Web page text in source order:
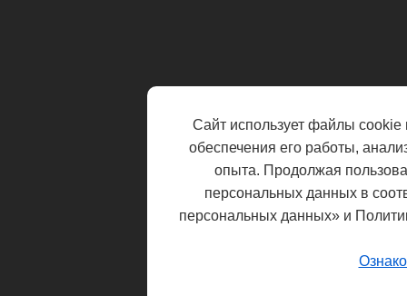
Сайт использует файлы cookie
обеспечения его работы,
опыта. Продолжая
персональных данных в
персональных данных» и